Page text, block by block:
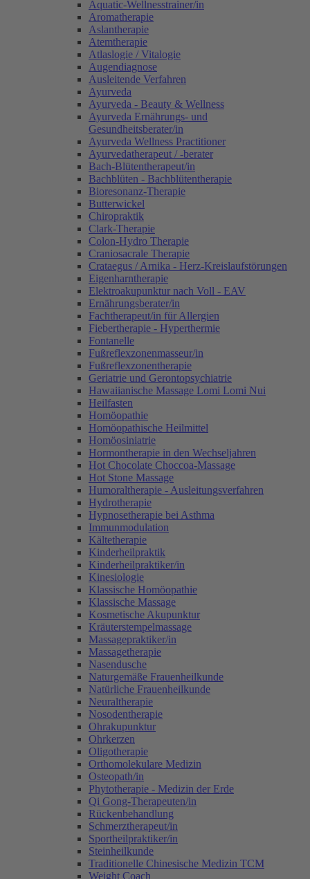
Aquatic-Wellnesstrainer/in
Aromatherapie
Aslantherapie
Atemtherapie
Atlaslogie / Vitalogie
Augendiagnose
Ausleitende Verfahren
Ayurveda
Ayurveda - Beauty & Wellness
Ayurveda Ernährungs- und
Gesundheitsberater/in
Ayurveda Wellness Practitioner
Ayurvedatherapeut / -berater
Bach-Blütentherapeut/in
Bachblüten - Bachblütentherapie
Bioresonanz-Therapie
Butterwickel
Chiropraktik
Clark-Therapie
Colon-Hydro Therapie
Craniosacrale Therapie
Crataegus / Arnika - Herz-Kreislaufstörungen
Eigenharntherapie
Elektroakupunktur nach Voll - EAV
Ernährungsberater/in
Fachtherapeut/in für Allergien
Fiebertherapie - Hyperthermie
Fontanelle
Fußreflexzonenmasseur/in
Fußreflexzonentherapie
Geriatrie und Gerontopsychiatrie
Hawaiianische Massage Lomi Lomi Nui
Heilfasten
Homöopathie
Homöopathische Heilmittel
Homöosiniatrie
Hormontherapie in den Wechseljahren
Hot Chocolate Choccoa-Massage
Hot Stone Massage
Humoraltherapie - Ausleitungsverfahren
Hydrotherapie
Hypnosetherapie bei Asthma
Immunmodulation
Kältetherapie
Kinderheilpraktik
Kinderheilpraktiker/in
Kinesiologie
Klassische Homöopathie
Klassische Massage
Kosmetische Akupunktur
Kräuterstempelmassage
Massagepraktiker/in
Massagetherapie
Nasendusche
Naturgemäße Frauenheilkunde
Natürliche Frauenheilkunde
Neuraltherapie
Nosodentherapie
Ohrakupunktur
Ohrkerzen
Oligotherapie
Orthomolekulare Medizin
Osteopath/in
Phytotherapie - Medizin der Erde
Qi Gong-Therapeuten/in
Rückenbehandlung
Schmerztherapeut/in
Sportheilpraktiker/in
Steinheilkunde
Traditionelle Chinesische Medizin TCM
Weight Coach